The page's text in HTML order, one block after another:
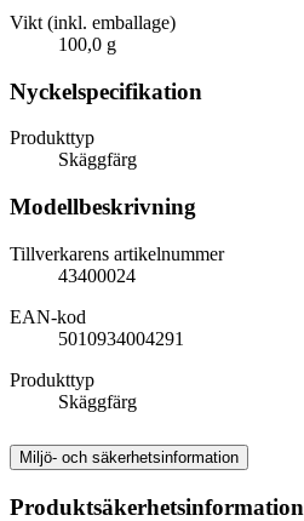
Vikt (inkl. emballage)
100,0 g
Nyckelspecifikation
Produkttyp
Skäggfärg
Modellbeskrivning
Tillverkarens artikelnummer
43400024
EAN-kod
5010934004291
Produkttyp
Skäggfärg
Miljö- och säkerhetsinformation
Produktsäkerhetsinformation